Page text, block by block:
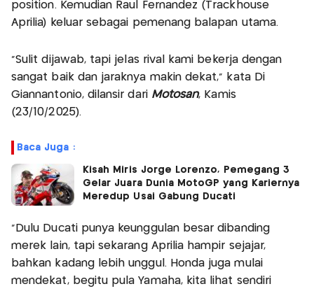
position. Kemudian Raul Fernandez (Trackhouse
Aprilia) keluar sebagai pemenang balapan utama.
“Sulit dijawab, tapi jelas rival kami bekerja dengan
sangat baik dan jaraknya makin dekat,” kata Di
Giannantonio, dilansir dari Motosan, Kamis
(23/10/2025).
Baca Juga :
Kisah Miris Jorge Lorenzo, Pemegang 3
Gelar Juara Dunia MotoGP yang Kariernya
Meredup Usai Gabung Ducati
“Dulu Ducati punya keunggulan besar dibanding
merek lain, tapi sekarang Aprilia hampir sejajar,
bahkan kadang lebih unggul. Honda juga mulai
mendekat, begitu pula Yamaha, kita lihat sendiri